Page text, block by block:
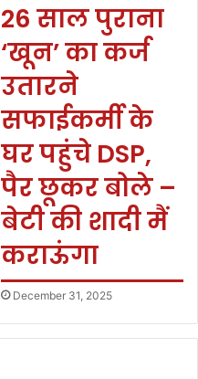
26 साल पुराना
‘खून’ का कर्ज
उतारने
सफाईकर्मी के
घर पहुंचे DSP,
पैर छूकर बोले –
बेटी की शादी मैं
कराऊंगा
December 31, 2025